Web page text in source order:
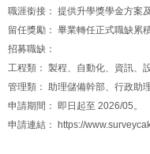
職涯銜接： 提供升學獎學金方案
留任獎勵： 畢業轉任正式職缺累
招募職缺：
工程類： 製程、自動化、資訊、
管理類： 助理儲備幹部、行政助
申請期間： 即日起至 2026/05。
申請連結： https://